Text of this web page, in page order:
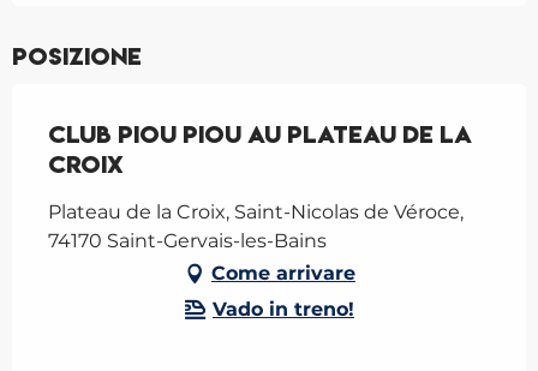
Posizione
Club Piou Piou au Plateau de la
Croix
Plateau de la Croix, Saint-Nicolas de Véroce,
74170 Saint-Gervais-les-Bains
Come arrivare
Vado in treno!